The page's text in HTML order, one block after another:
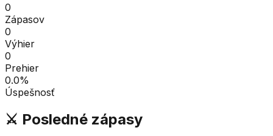
0
Zápasov
0
Výhier
0
Prehier
0.0%
Úspešnosť
⚔️ Posledné zápasy